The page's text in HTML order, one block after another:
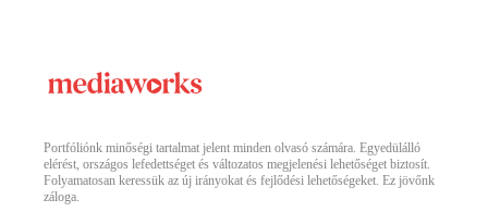
Portfóliónk minőségi tartalmat jelent minden olvasó számára. Egyedülálló
elérést, országos lefedettséget és változatos megjelenési lehetőséget biztosít.
Folyamatosan keressük az új irányokat és fejlődési lehetőségeket. Ez jövőnk
záloga.